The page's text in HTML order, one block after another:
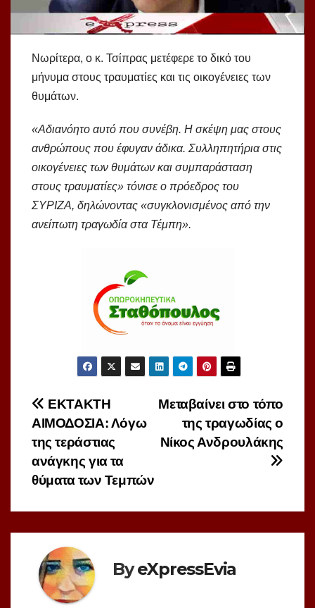
Νωρίτερα, ο κ. Τσίπρας μετέφερε το δικό του
μήνυμα στους τραυματίες και τις οικογένειες των
θυμάτων.
«Αδιανόητο αυτό που συνέβη. Η σκέψη μας στους
ανθρώπους που έφυγαν άδικα. Συλληπητήρια στις
οικογένειες των θυμάτων και συμπαράσταση
στους τραυματίες» τόνισε ο πρόεδρος του
ΣΥΡΙΖΑ, δηλώνοντας «συγκλονισμένος από την
ανείπωτη τραγωδία στα Τέμπη».
Πλοήγηση
άρθρων
Μεταβαίνει στο τόπο
της τραγωδίας ο
Νίκος Ανδρουλάκης
ΕΚΤΑΚΤΗ
ΑΙΜΟΔΟΣΙΑ: Λόγω
της τεράστιας
ανάγκης για τα
θύματα των Τεμπών
ByeXpressEvia